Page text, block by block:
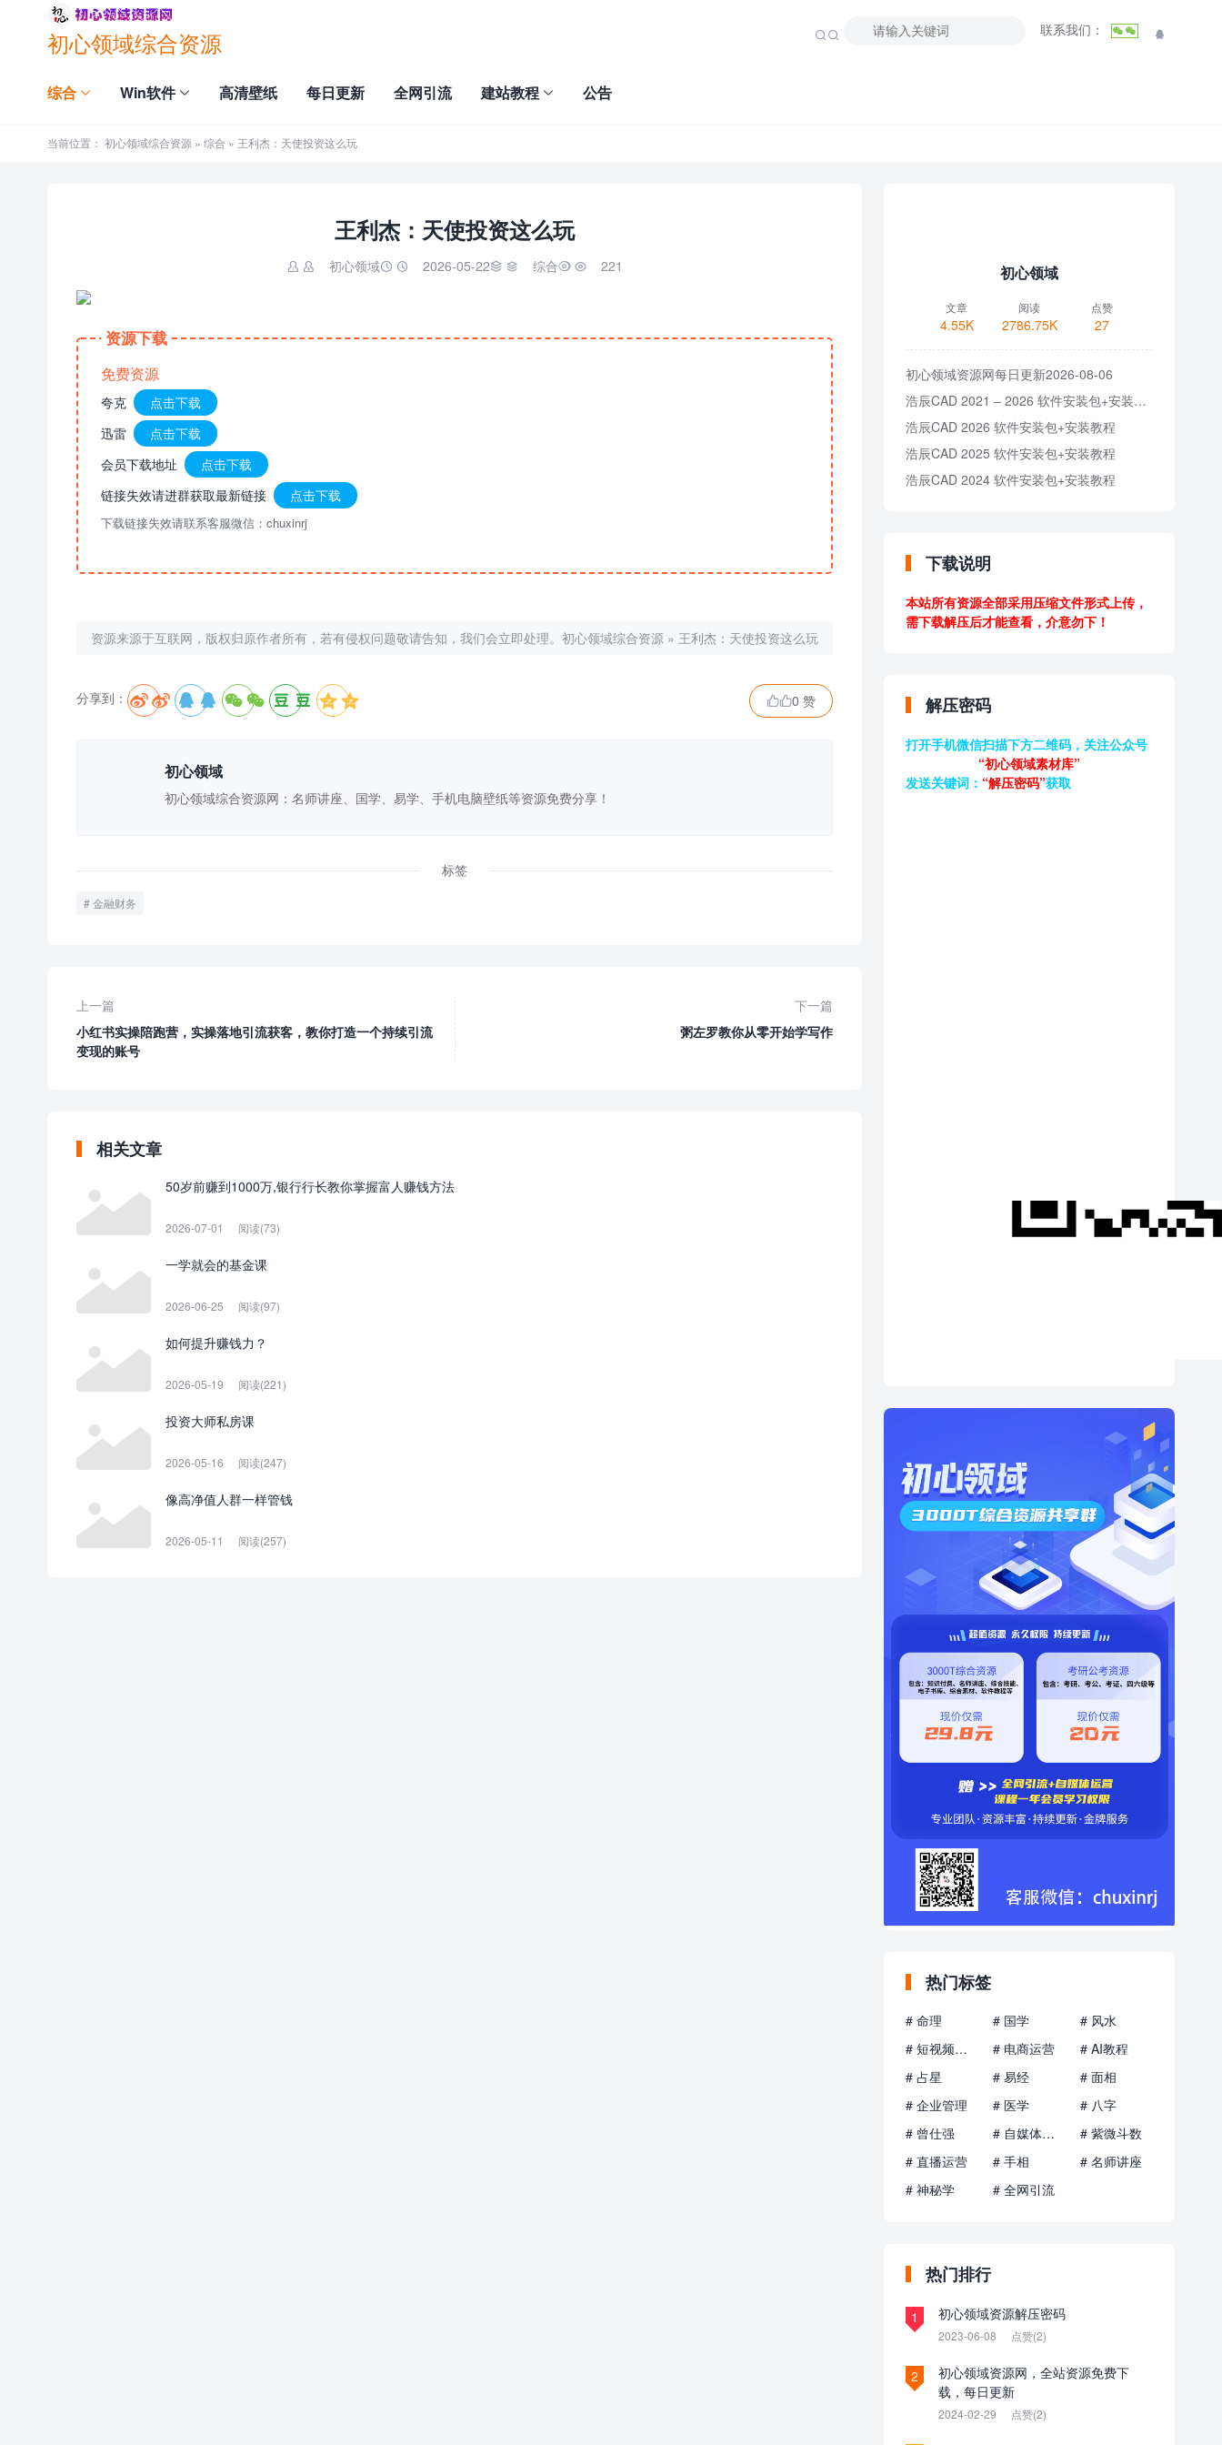
初心领域综合资源 联系我们：  

综合 Win软件 高清壁纸 每日更新 全网引流 建站教程 公告
当前位置： 初心领域综合资源 » 综合 » 王利杰：天使投资这么玩
王利杰：天使投资这么玩
 初心领域  2026-05-22  综合  221
资源下载
免费资源
夸克
点击下载
迅雷
点击下载
会员下载地址
点击下载
链接失效请进群获取最新链接
点击下载
下载链接失效请联系客服微信：chuxinrj
资源来源于互联网，版权归原作者所有，若有侵权问题敬请告知，我们会立即处理。 初心领域综合资源 » 王利杰：天使投资这么玩
分享到：      0 赞
初心领域
初心领域综合资源网：名师讲座、国学、易学、手机电脑壁纸等资源免费分享！
标签
金融财务
上一篇
小红书实操陪跑营，实操落地引流获客，教你打造一个持续引流
变现的账号
下一篇
粥左罗教你从零开始学写作
相关文章
50岁前赚到1000万,银行行长教你掌握富人赚钱方法
2026-07-01 阅读(73)
一学就会的基金课
2026-06-25 阅读(97)
如何提升赚钱力？
2026-05-19 阅读(221)
投资大师私房课
2026-05-16 阅读(247)
像高净值人群一样管钱
2026-05-11 阅读(257)
初心领域
文章
4.55K
阅读
2786.75K
点赞
27
初心领域资源网每日更新2026-08-06
浩辰CAD 2021 – 2026 软件安装包+安装教程
浩辰CAD 2026 软件安装包+安装教程
浩辰CAD 2025 软件安装包+安装教程
浩辰CAD 2024 软件安装包+安装教程
下载说明
本站所有资源全部采用压缩文件形式上传，
需下载解压后才能查看，介意勿下！
解压密码
打开手机微信扫描下方二维码，关注公众号
“初心领域素材库”
发送关键词： “解压密码”获取
热门标签
# 命理 # 国学
# 风水
# 短视频运营
# 电商运营
# AI教程
# 占星
# 易经
# 面相
# 企业管理
# 医学
# 八字
# 曾仕强
# 自媒体运营
# 紫微斗数
# 直播运营
# 手相
# 名师讲座
# 神秘学
# 全网引流
热门排行
1 初心领域资源解压密码
2023-06-08 点赞(2)
2
初心领域资源网，全站资源免费下
载，每日更新
2024-02-29 点赞(2)